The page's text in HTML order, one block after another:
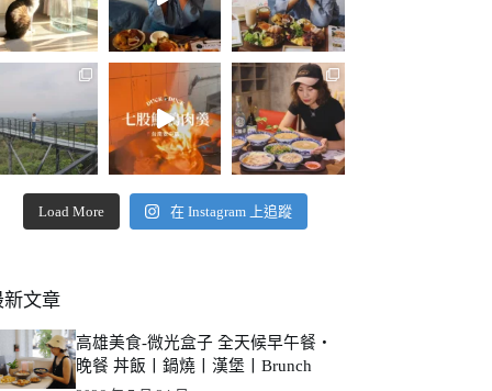
Load More 在 Instagram 上追蹤
新文章
高雄美食-微光盒子 全天候早午餐・
晚餐 丼飯丨鍋燒丨漢堡丨Brunch